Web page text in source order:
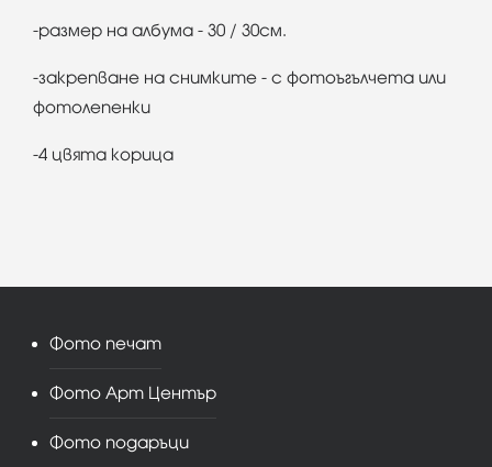
-размер на албума - 30 / 30см.
-закрепване на снимките - с фотоъгълчета или
фотолепенки
-4 цвята корица
Фото печат
Фото Арт Център
Фото подаръци